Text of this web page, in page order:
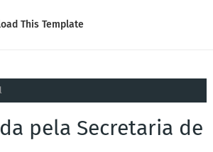
This Template
pela Secretaria de